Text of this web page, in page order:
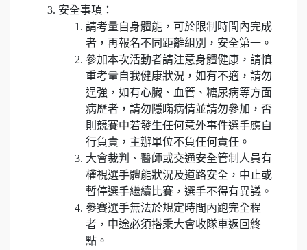
安全事項：
請考量自身體能，可於限制時間內完成
者，再報名不同距離組別，安全第一。
參加本次活動者請注意身體健康，請慎
重考量自我健康狀況，如有不適，請勿
逞強，如有心臟、血管、糖尿病等方面
病歷者，請勿隱瞞病情並請勿參加，否
則競賽中若發生任何意外事件選手應自
行負責，主辦單位不負任何責任。
大會裁判、醫師或交通安全管制人員有
權視選手體能狀況及道路安全，中止或
暫停選手繼續比賽，選手不得有異議。
參賽選手無法於規定時間內跑完全程
者，中途必須搭乘大會收隊車返回終
點。